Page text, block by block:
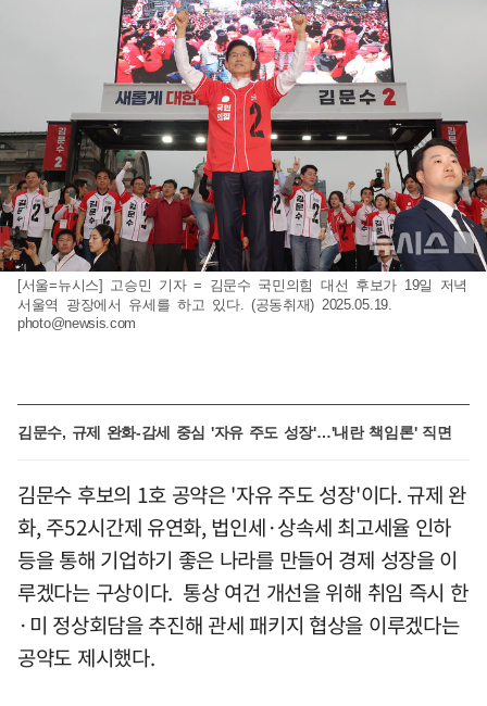
[서울=뉴시스] 고승민 기자 = 김문수 국민의힘 대선 후보가 19일 저녁
서울역 광장에서 유세를 하고 있다. (공동취재) 2025.05.19.
photo@newsis.com
김문수, 규제 완화-감세 중심 '자유 주도 성장'…'내란 책임론' 직면
김문수 후보의 1호 공약은 '자유 주도 성장'이다. 규제 완
화, 주52시간제 유연화, 법인세·상속세 최고세율 인하
등을 통해 기업하기 좋은 나라를 만들어 경제 성장을 이
루겠다는 구상이다. 통상 여건 개선을 위해 취임 즉시 한
·미 정상회담을 추진해 관세 패키지 협상을 이루겠다는
공약도 제시했다.